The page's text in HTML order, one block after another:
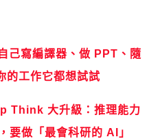
己寫編譯器、做 PPT、隨
的工作它都想試試
Think 大升級：推理能力
要做「最會科研的 AI」